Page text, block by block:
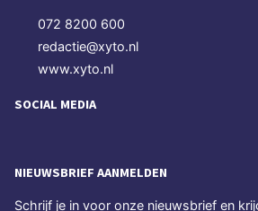
072 8200 600
redactie@xyto.nl
www.xyto.nl
SOCIAL MEDIA
NIEUWSBRIEF AANMELDEN
Schrijf je in voor onze nieuwsbrief en